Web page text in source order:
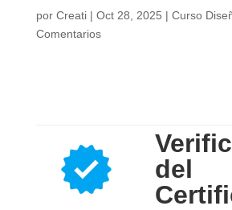
por Creati| Oct 28, 2025 | Curso
Comentarios
del